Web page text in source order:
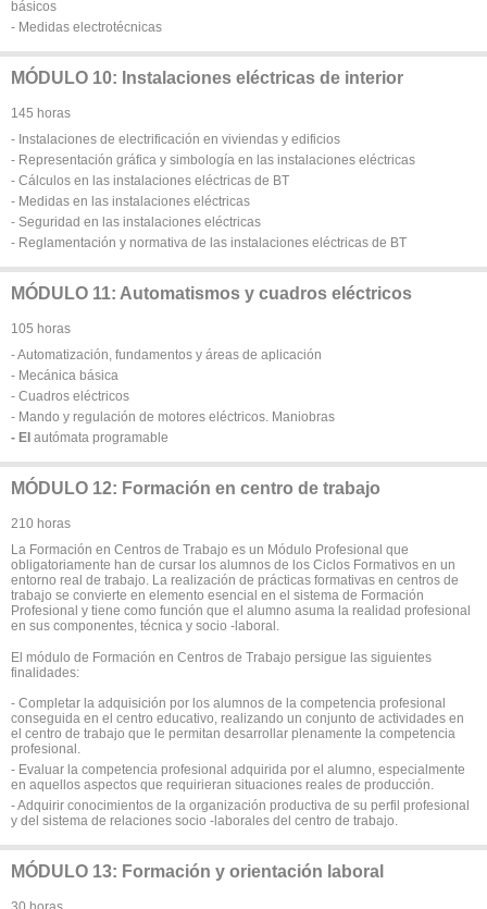
básicos
- Medidas electrotécnicas
MÓDULO 10: Instalaciones eléctricas de interior
145 horas
- Instalaciones de electrificación en viviendas y edificios
- Representación gráfica y simbología en las instalaciones eléctricas
- Cálculos en las instalaciones eléctricas de BT
- Medidas en las instalaciones eléctricas
- Seguridad en las instalaciones eléctricas
- Reglamentación y normativa de las instalaciones eléctricas de BT
MÓDULO 11: Automatismos y cuadros eléctricos
105 horas
- Automatización, fundamentos y áreas de aplicación
- Mecánica básica
- Cuadros eléctricos
- Mando y regulación de motores eléctricos. Maniobras
- EI autómata programable
MÓDULO 12: Formación en centro de trabajo
210 horas
La Formación en Centros de Trabajo es un Módulo Profesional que
obligatoriamente han de cursar los alumnos de los Ciclos Formativos en un
entorno real de trabajo. La realización de prácticas formativas en centros de
trabajo se convierte en elemento esencial en el sistema de Formación
Profesional y tiene como función que el alumno asuma la realidad profesional
en sus componentes, técnica y socio -laboral.
El módulo de Formación en Centros de Trabajo persigue las siguientes
finalidades:
- Completar la adquisición por los alumnos de la competencia profesional
conseguida en el centro educativo, realizando un conjunto de actividades en
el centro de trabajo que le permitan desarrollar plenamente la competencia
profesional.
- Evaluar la competencia profesional adquirida por el alumno, especialmente
en aquellos aspectos que requirieran situaciones reales de producción.
- Adquirir conocimientos de la organización productiva de su perfil profesional
y del sistema de relaciones socio -laborales del centro de trabajo.
MÓDULO 13: Formación y orientación laboral